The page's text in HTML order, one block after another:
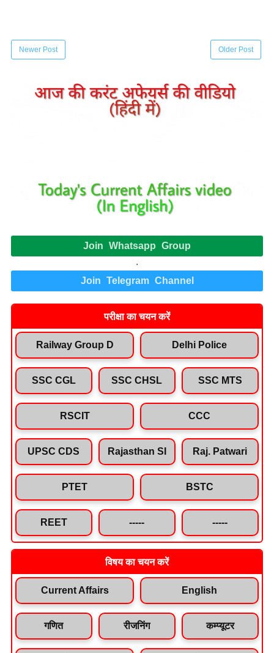
Newer Post Older Post
Join Whatsapp Group
.
Join Telegram Channel
परीक्षा का चयन करें
Railway Group D Delhi Police
SSC CGL SSC CHSL SSC MTS
RSCIT CCC
UPSC CDS Rajasthan SI Raj. Patwari
PTET BSTC
REET ----- -----
विषय का चयन करें
Current Affairs English
गणित रीजनिंग कम्प्यूटर